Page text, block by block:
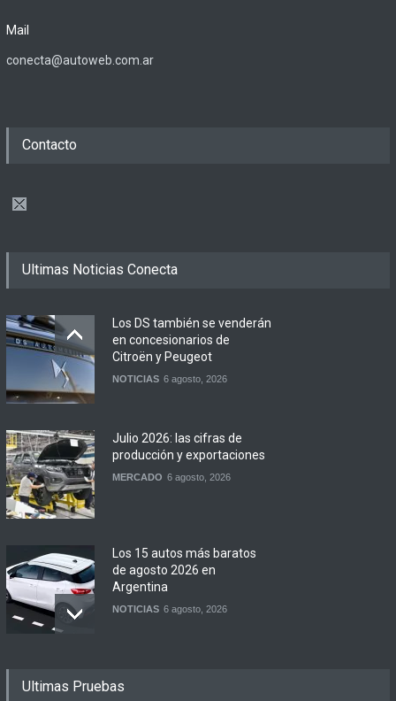
Mail
conecta@autoweb.com.ar
Contacto
Ultimas Noticias Conecta
Los DS también se venderán
en concesionarios de
Citroën y Peugeot
NOTICIAS 6 agosto, 2026
Julio 2026: las cifras de
producción y exportaciones
MERCADO 6 agosto, 2026
Los 15 autos más baratos
de agosto 2026 en
Argentina
NOTICIAS 6 agosto, 2026
Efficient en Argentina
Ultimas Pruebas